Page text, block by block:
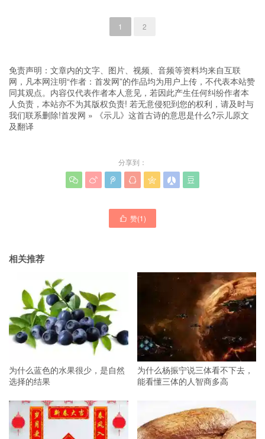
1 2
免责声明：文章内的文字、图片、视频、音频等资料均来自互联
网，凡本网注明“作者：首发网”的作品均为用户上传，不代表本站赞
同其观点。内容仅代表作者本人意见，若因此产生任何纠纷作者本
人负责，本站亦不为其版权负责! 若无意侵犯到您的权利，请及时与
我们联系删除!首发网 »
《示儿》这首古诗的意思是什么?示儿原文
及翻译
分享到：
      
 赞(1)
相关推荐
为什么蓝色的水果很少，是自然
选择的结果
为什么杨振宁说三体看不下去，
能看懂三体的人智商多高